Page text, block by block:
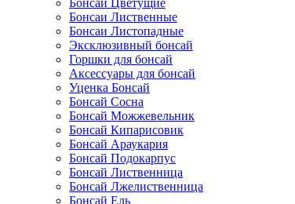
Бонсаи Цветущие
Бонсаи Лиственные
Бонсаи Листопадные
Эксклюзивный бонсай
Горшки для бонсай
Аксессуары для бонсай
Уценка Бонсай
Бонсай Сосна
Бонсай Можжевельник
Бонсай Кипарисовик
Бонсай Араукария
Бонсай Подокарпус
Бонсай Лиственница
Бонсай Лжелиственница
Бонсай Ель